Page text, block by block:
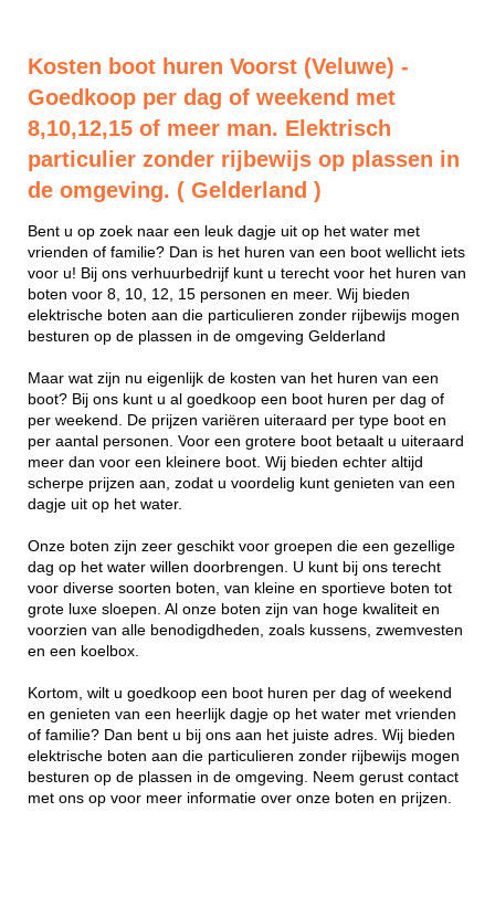
Kosten boot huren Voorst (Veluwe) -
Goedkoop per dag of weekend met
8,10,12,15 of meer man. Elektrisch
particulier zonder rijbewijs op plassen in
de omgeving. ( Gelderland )
Bent u op zoek naar een leuk dagje uit op het water met
vrienden of familie? Dan is het huren van een boot wellicht iets
voor u! Bij ons verhuurbedrijf kunt u terecht voor het huren van
boten voor 8, 10, 12, 15 personen en meer. Wij bieden
elektrische boten aan die particulieren zonder rijbewijs mogen
besturen op de plassen in de omgeving Gelderland
Maar wat zijn nu eigenlijk de kosten van het huren van een
boot? Bij ons kunt u al goedkoop een boot huren per dag of
per weekend. De prijzen variëren uiteraard per type boot en
per aantal personen. Voor een grotere boot betaalt u uiteraard
meer dan voor een kleinere boot. Wij bieden echter altijd
scherpe prijzen aan, zodat u voordelig kunt genieten van een
dagje uit op het water.
Onze boten zijn zeer geschikt voor groepen die een gezellige
dag op het water willen doorbrengen. U kunt bij ons terecht
voor diverse soorten boten, van kleine en sportieve boten tot
grote luxe sloepen. Al onze boten zijn van hoge kwaliteit en
voorzien van alle benodigdheden, zoals kussens, zwemvesten
en een koelbox.
Kortom, wilt u goedkoop een boot huren per dag of weekend
en genieten van een heerlijk dagje op het water met vrienden
of familie? Dan bent u bij ons aan het juiste adres. Wij bieden
elektrische boten aan die particulieren zonder rijbewijs mogen
besturen op de plassen in de omgeving. Neem gerust contact
met ons op voor meer informatie over onze boten en prijzen.